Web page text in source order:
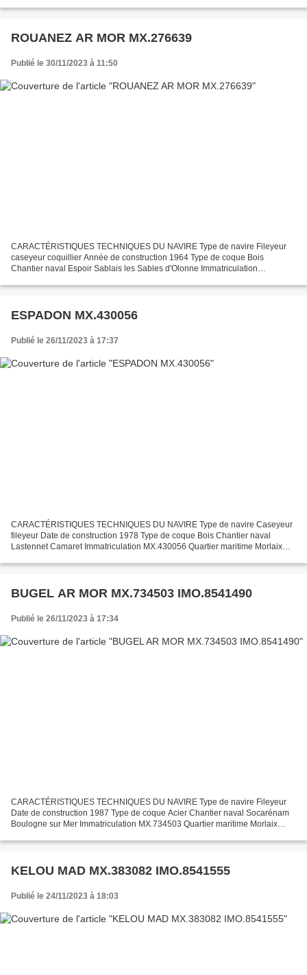
ROUANEZ AR MOR MX.276639
Publié le 30/11/2023 à 11:50
CARACTÉRISTIQUES TECHNIQUES DU NAVIRE Type de navire Fileyeur
caseyeur coquillier Année de construction 1964 Type de coque Bois
Chantier naval Espoir Sablais les Sables d'Olonne Immatriculation
ESPADON MX.430056
Publié le 26/11/2023 à 17:37
CARACTÉRISTIQUES TECHNIQUES DU NAVIRE Type de navire Caseyeur
fileyeur Date de construction 1978 Type de coque Bois Chantier naval
Lastennet Camaret Immatriculation MX.430056 Quartier maritime Morlaix
BUGEL AR MOR MX.734503 IMO.8541490
Publié le 26/11/2023 à 17:34
CARACTÉRISTIQUES TECHNIQUES DU NAVIRE Type de navire Fileyeur
Date de construction 1987 Type de coque Acier Chantier naval Socarénam
Boulogne sur Mer Immatriculation MX.734503 Quartier maritime Morlaix
KELOU MAD MX.383082 IMO.8541555
Publié le 24/11/2023 à 18:03